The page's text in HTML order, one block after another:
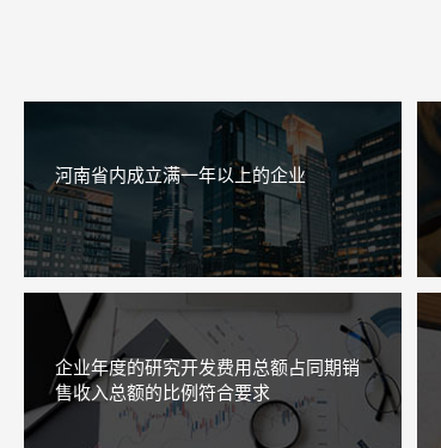
河南省内成立满一年以上的企业
企业年度的研究开发费用总额占同期销
售收入总额的比例符合要求